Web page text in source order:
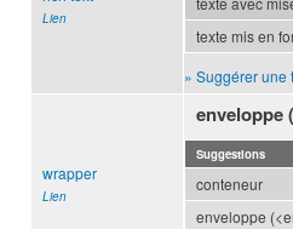
Lien
texte mis en
» Suggérer une
wrapper
Lien
enveloppe (
Suggestions
conteneur
enveloppe